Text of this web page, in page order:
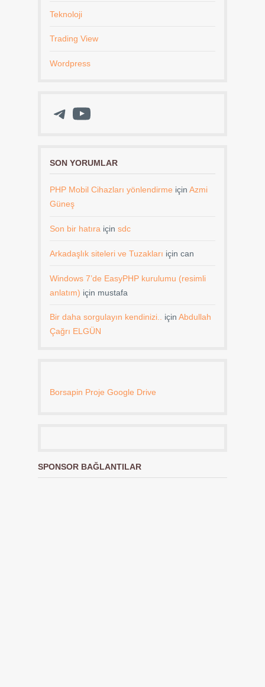
Teknoloji
Trading View
Wordpress
Telegram
YouTube
SON YORUMLAR
PHP Mobil Cihazları yönlendirme için Azmi
Güneş
Son bir hatıra için sdc
Arkadaşlık siteleri ve Tuzakları için can
Windows 7’de EasyPHP kurulumu (resimli
anlatım) için mustafa
Bir daha sorgulayın kendinizi.. için Abdullah
Çağrı ELGÜN
Borsapin Proje Google Drive
SPONSOR BAĞLANTILAR